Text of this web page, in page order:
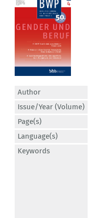
Author
Issue/Year (Volume)
Page(s)
Language(s)
Keywords